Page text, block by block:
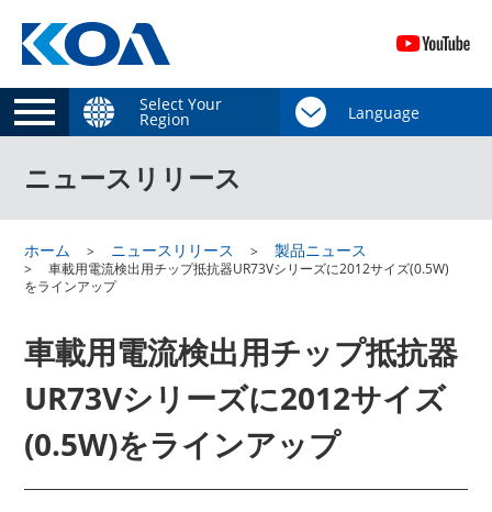
Select Your
Region
ニュースリリース
ホーム ニュースリリース 製品ニュース
車載用電流検出用チップ抵抗器UR73Vシリーズに2012サイズ(0.5W)
をラインアップ
車載用電流検出用チップ抵抗器
UR73Vシリーズに2012サイズ
(0.5W)をラインアップ